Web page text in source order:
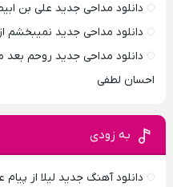
دانلود مداحی جدید علی بن
دانلود مداحی جدید نمیبخشم
دانلود مداحی جدید روحم بعد
احسان لطفی
به زودی
دانلود آهنگ جدید لیلا از پیام